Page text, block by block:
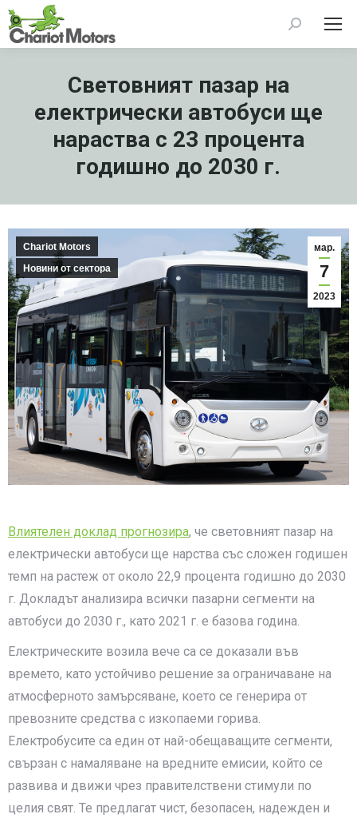
Search:
Световният пазар на
електрически автобуси ще
нараства с 23 процента
годишно до 2030 г.
мар.
7
2023
Chariot Motors
Новини от сектора
Влиятелен доклад прогнозира, че световният пазар на
електрически автобуси ще нарства със сложен годишен
темп на растеж от около 22,9 процента годишно до 2030
г. Докладът анализира всички пазарни сегменти на
автобуси до 2030 г., като 2021 г. е базова година.
Електрическите возила вече са се доказали във
времето, като устойчиво решение за ограничаване на
атмосферното замърсяване, което се генерира от
превозните средства с изкопаеми горива.
Електробусите са един от най-обещаващите сегменти,
свързан с намаляване на вредните емисии, който се
развива и движи чрез правителствени стимули по
целия свят. Те предлагат чист, безопасен, надежден и